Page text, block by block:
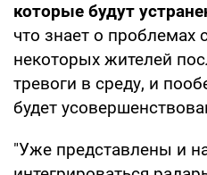
которые будут
что знает о проблемах
некоторых жителей
тревоги в среду, и
будет
"Уже представлены и